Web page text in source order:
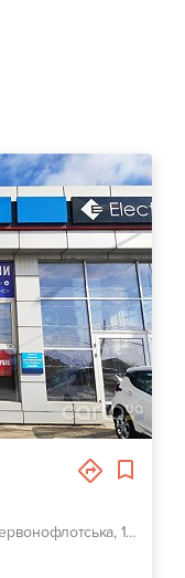
г. Мариуполь, вулиця Червонофлотська, 127а, Конечная троллейбуса №1